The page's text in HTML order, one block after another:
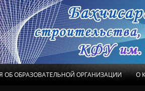
ОБ ОБРАЗОВАТЕЛЬНОЙ ОРГАНИЗАЦИИ О